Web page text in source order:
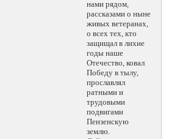
нами рядом,
рассказами о ныне
живых ветеранах,
о всех тех, кто
защищал в лихие
годы наше
Отечество, ковал
Победу в тылу,
прославлял
ратными и
трудовыми
подвигами
Пензенскую
землю.